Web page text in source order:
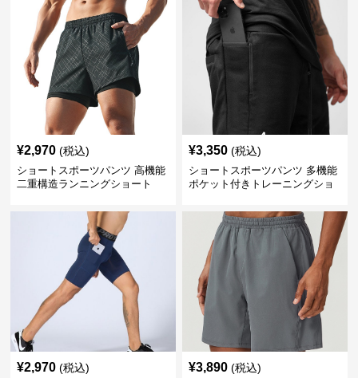
¥2,970 (税込)
ショートスポーツパンツ 高機能
二重構造ランニングショート
¥3,350 (税込)
ショートスポーツパンツ 多機能
ポケット付きトレーニングショ
¥2,970 (税込) ¥3,890 (税込)